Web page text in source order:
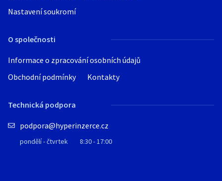
Nastavení soukromí
O společnosti
Informace o zpracování osobních údajů
Obchodní podmínky
Kontakty
Technická podpora
podpora@hyperinzerce.cz
pondělí - čtvrtek 8:30 - 17:00